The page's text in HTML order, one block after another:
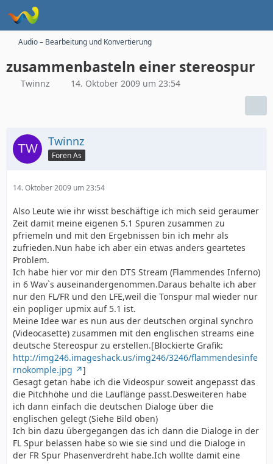
Audio – Bearbeitung und Konvertierung
zusammenbasteln einer stereospur
Twinnz 14. Oktober 2009 um 23:54
Twinnz
Foren As
14. Oktober 2009 um 23:54
Also Leute wie ihr wisst beschäftige ich mich seid geraumer
Zeit damit meine eigenen 5.1 Spuren zusammen zu
pfriemeln und mit den Ergebnissen bin ich mehr als
zufrieden.Nun habe ich aber ein etwas anders geartetes
Problem.
Ich habe hier vor mir den DTS Stream (Flammendes Inferno)
in 6 Wav`s auseinandergenommen.Daraus behalte ich aber
nur den FL/FR und den LFE,weil die Tonspur mal wieder nur
ein popliger upmix auf 5.1 ist.
Meine Idee war es nun aus der deutschen orginal synchro
(Videocasette) zusammen mit den englischen streams eine
deutsche Stereospur zu erstellen.[Blockierte Grafik:
http://img246.imageshack.us/img246/3246/flammendesinfe
rnokomple.jpg
]
Gesagt getan habe ich die Videospur soweit angepasst das
die Pitchhöhe und die Lauflänge passt.Desweiteren habe
ich dann einfach die deutschen Dialoge über die
englischen gelegt (Siehe Bild oben)
Ich bin dazu übergegangen das ich dann die Dialoge in der
FL Spur belassen habe so wie sie sind und die Dialoge in
der FR Spur Phasenverdreht habe.Ich wollte damit eine